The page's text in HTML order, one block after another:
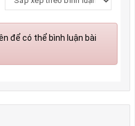
để có thể bình luận bài